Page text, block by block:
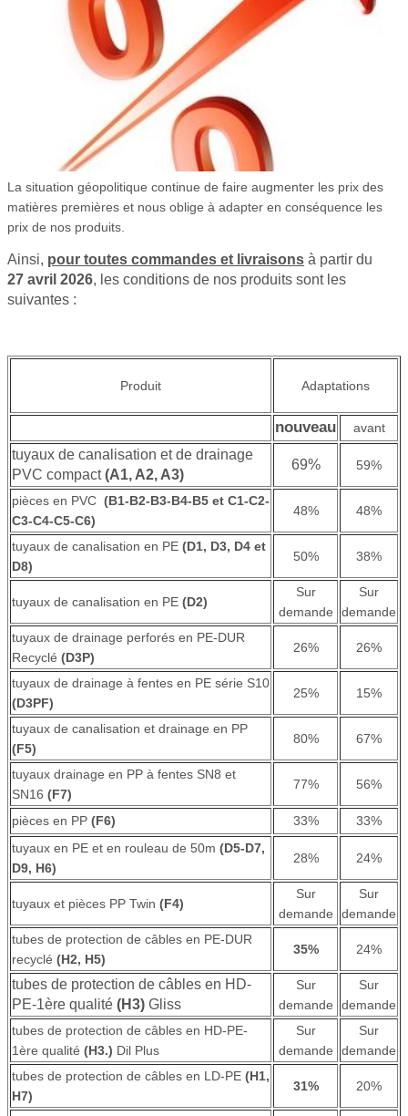
La situation géopolitique continue de faire augmenter les prix des
matières premières et nous oblige à adapter en conséquence les
prix de nos produits.
Ainsi, pour toutes commandes et livraisons à partir du
27 avril 2026, les conditions de nos produits sont les
suivantes :
Produit Adaptations
nouveau avant
tuyaux de canalisation et de drainage
PVC compact(A1, A2, A3)
69% 59%
pièces en PVC (B1-B2-B3-B4-B5 et C1-C2-
C3-C4-C5-C6)
48% 48%
tuyaux de canalisation en PE (D1, D3, D4 et
D8)
50% 38%
tuyaux de canalisation en PE (D2)
Sur
demande
Sur
demande
tuyaux de drainage perforés en PE-DUR
Recyclé (D3P)
26% 26%
tuyaux de drainage à fentes en PE série S10
(D3PF)
25% 15%
tuyaux de canalisation et drainage en PP
(F5)
80% 67%
tuyaux drainage en PP à fentes SN8 et
SN16 (F7)
77% 56%
pièces en PP (F6) 33%
33%
tuyaux en PE et en rouleau de 50m (D5-D7,
D9, H6)
28% 24%
tuyaux et pièces PP Twin (F4)
Sur
demande
Sur
demande
tubes de protection de câbles en PE-DUR
recyclé (H2, H5)
35% 24%
tubes de protection de câbles en HD-
PE-1ère qualité (H3) Gliss
Sur
demande
Sur
demande
tubes de protection de câbles en HD-PE-
1ère qualité (H3.) Dil Plus
Sur
demande
Sur
demande
tubes de protection de câbles en LD-PE (H1,
H7)
31% 20%